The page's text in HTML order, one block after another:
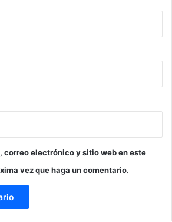
correo electrónico y sitio web en este
vez que haga un comentario.